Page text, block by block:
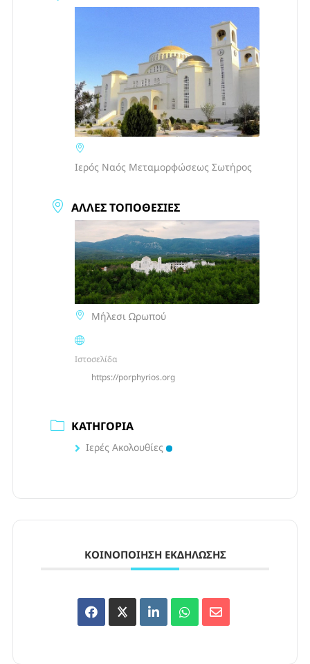
Ιερός Ναός Μεταμορφώσεως Σωτήρος
ΆΛΛΕΣ ΤΟΠΟΘΕΣΊΕΣ
Μήλεσι Ωρωπού
Ιστοσελίδα
https://porphyrios.org
ΚΑΤΗΓΟΡΊΑ
Ιερές Ακολουθίες
ΚΟΙΝΟΠΟΊΗΣΗ ΕΚΔΉΛΩΣΗΣ